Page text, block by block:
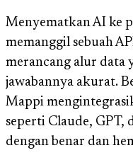
Menyematkan AI ke
memanggil sebuah
merancang alur data
jawabannya akurat.
Mappi
seperti Claude, GPT,
dengan benar dan